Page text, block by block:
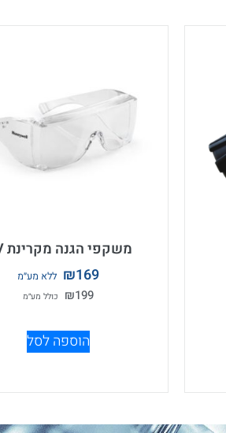
משקפי הגנה מקרינת UV
₪169
₪199
הוספה לסל